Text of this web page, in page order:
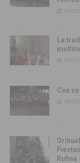
19/
La
19/
Cox
18/
Rufina